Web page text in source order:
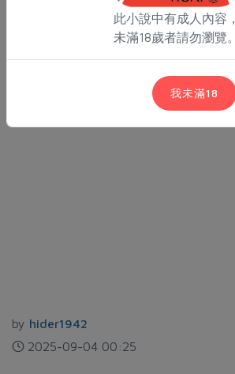
此小說中有成人內容，
未滿18歲者請勿瀏覽。
我未滿18
by hider1942
2025-09-04 00:25